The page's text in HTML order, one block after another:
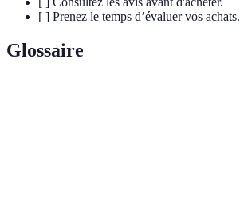
[ ] Prenez le temps d’évaluer vos achats.
Glossaire